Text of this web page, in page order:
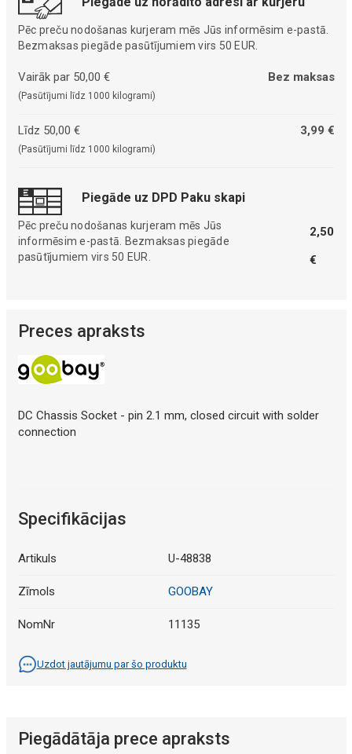
Pēc preču nodošanas kurjeram mēs Jūs informēsim e-pastā.
Bezmaksas piegāde pasūtījumiem virs 50 EUR.
Vairāk par 50,00 €
(Pasūtījumi līdz 1000 kilogrami)
Bez maksas
Līdz 50,00 €
(Pasūtījumi līdz 1000 kilogrami)
3,99 €
Piegāde uz DPD Paku skapi
Pēc preču nodošanas kurjeram mēs Jūs
informēsim e-pastā. Bezmaksas piegāde
pasūtījumiem virs 50 EUR.
2,50
€
Preces apraksts
DC Chassis Socket - pin 2.1 mm, closed circuit with solder
connection
Specifikācijas
Artikuls U-48838
Zīmols GOOBAY
NomNr 11135
Uzdot jautājumu par šo produktu
Piegādātāja prece apraksts